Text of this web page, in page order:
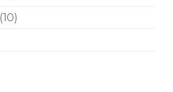
(10)